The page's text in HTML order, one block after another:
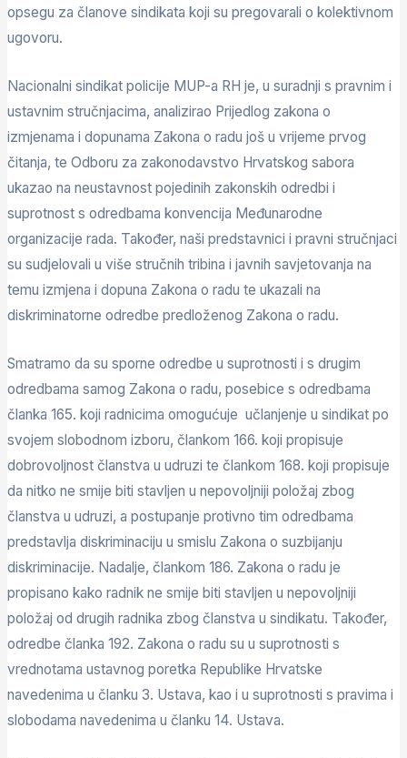
opsegu za članove sindikata koji su pregovarali o kolektivnom
ugovoru.
Nacionalni sindikat policije MUP-a RH je, u suradnji s pravnim i
ustavnim stručnjacima, analizirao Prijedlog zakona o
izmjenama i dopunama Zakona o radu još u vrijeme prvog
čitanja, te Odboru za zakonodavstvo Hrvatskog sabora
ukazao na neustavnost pojedinih zakonskih odredbi i
suprotnost s odredbama konvencija Međunarodne
organizacije rada. Također, naši predstavnici i pravni stručnjaci
su sudjelovali u više stručnih tribina i javnih savjetovanja na
temu izmjena i dopuna Zakona o radu te ukazali na
diskriminatorne odredbe predloženog Zakona o radu.
Smatramo da su sporne odredbe u suprotnosti i s drugim
odredbama samog Zakona o radu, posebice s odredbama
članka 165. koji radnicima omogućuje učlanjenje u sindikat po
svojem slobodnom izboru, člankom 166. koji propisuje
dobrovoljnost članstva u udruzi te člankom 168. koji propisuje
da nitko ne smije biti stavljen u nepovoljniji položaj zbog
članstva u udruzi, a postupanje protivno tim odredbama
predstavlja diskriminaciju u smislu Zakona o suzbijanju
diskriminacije. Nadalje, člankom 186. Zakona o radu je
propisano kako radnik ne smije biti stavljen u nepovoljniji
položaj od drugih radnika zbog članstva u sindikatu. Također,
odredbe članka 192. Zakona o radu su u suprotnosti s
vrednotama ustavnog poretka Republike Hrvatske
navedenima u članku 3. Ustava, kao i u suprotnosti s pravima i
slobodama navedenima u članku 14. Ustava.